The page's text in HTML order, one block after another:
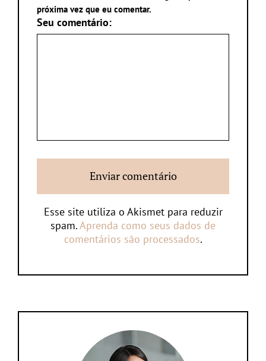
próxima vez que eu comentar.
Seu comentário:
Esse site utiliza o Akismet para reduzir
spam.Aprenda como seus dados de
comentários são processados.